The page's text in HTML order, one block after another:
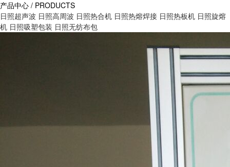
产品中心 / PRODUCTS
日照超声波 日照高周波 日照热合机 日照热熔焊接 日照热板机 日照旋熔
机 日照吸塑包装 日照无纺布包